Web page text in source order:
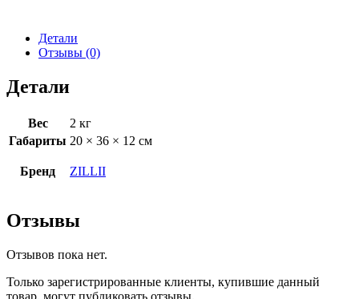
Детали
Отзывы (0)
Детали
Вес
2 кг
Габариты 20 × 36 × 12 см
Бренд ZILLII
Отзывы
Отзывов пока нет.
Только зарегистрированные клиенты, купившие данный
товар, могут публиковать отзывы.